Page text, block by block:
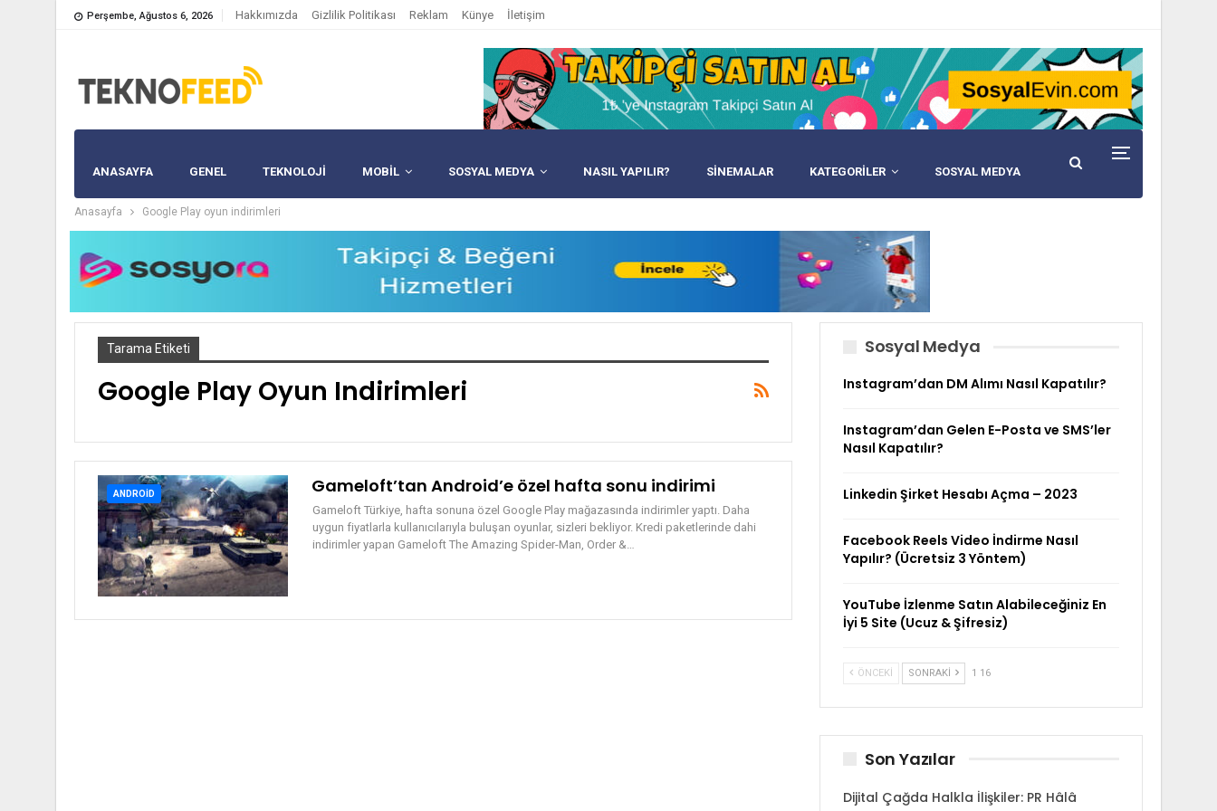
Perşembe, Ağustos 6, 2026 Hakkımızda Gizlilik Politikası Reklam Künye İletişim
ANASAYFA GENEL TEKNOLOJİ MOBIL SOSYAL MEDYA NASIL YAPILIR? SINEMALAR KATEGORİLER SOSYAL MEDYA
Anasayfa Google Play oyun indirimleri
Tarama Etiketi
Google Play Oyun Indirimleri
ANDROID Gameloft’tan Android’e özel hafta sonu indirimi
Gameloft Türkiye, hafta sonuna özel Google Play mağazasında indirimler yaptı. Daha
uygun fiyatlarla kullanıcılarıyla buluşan oyunlar, sizleri bekliyor. Kredi paketlerinde dahi
indirimler yapan Gameloft The Amazing Spider-Man, Order &…
Sosyal Medya
Instagram’dan DM Alımı Nasıl Kapatılır?
Instagram’dan Gelen E-Posta ve SMS’ler
Nasıl Kapatılır?
Linkedin Şirket Hesabı Açma – 2023
Facebook Reels Video İndirme Nasıl
Yapılır? (Ücretsiz 3 Yöntem)
YouTube İzlenme Satın Alabileceğiniz En
İyi 5 Site (Ucuz & Şifresiz)
ÖNCEKI SONRAKI 1 16
Son Yazılar
Dijital Çağda Halkla İlişkiler: PR Hâlâ